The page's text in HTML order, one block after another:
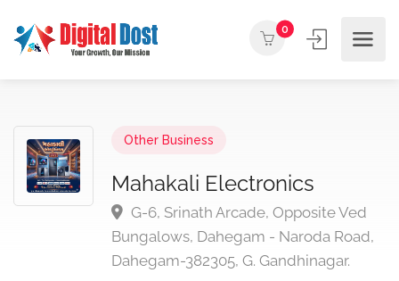
0
Other Business
Mahakali Electronics
G-6, Srinath Arcade, Opposite Ved
Bungalows, Dahegam - Naroda Road,
Dahegam-382305, G. Gandhinagar.